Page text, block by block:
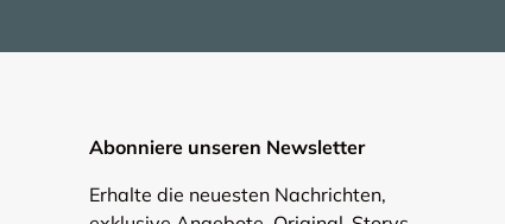
Abonniere unseren Newsletter
Erhalte die neuesten Nachrichten,